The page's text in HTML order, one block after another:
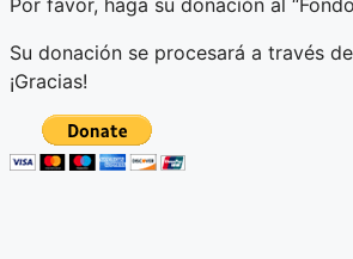
Por favor, haga su donación al
Su donación se procesará a través
¡Gracias!